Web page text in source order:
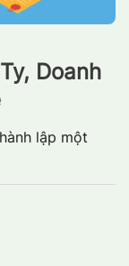
Doanh
lập một